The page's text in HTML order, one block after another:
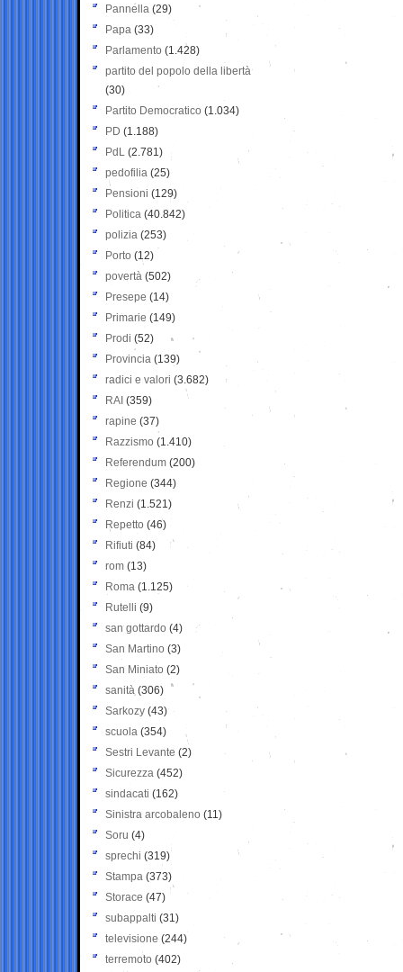
Pannella (29)
Papa (33)
Parlamento (1.428)
partito del popolo della libertà
(30)
Partito Democratico (1.034)
PD (1.188)
PdL (2.781)
pedofilia (25)
Pensioni (129)
Politica (40.842)
polizia (253)
Porto (12)
povertà (502)
Presepe (14)
Primarie (149)
Prodi (52)
Provincia (139)
radici e valori (3.682)
RAI (359)
rapine (37)
Razzismo (1.410)
Referendum (200)
Regione (344)
Renzi (1.521)
Repetto (46)
Rifiuti (84)
rom (13)
Roma (1.125)
Rutelli (9)
san gottardo (4)
San Martino (3)
San Miniato (2)
sanità (306)
Sarkozy (43)
scuola (354)
Sestri Levante (2)
Sicurezza (452)
sindacati (162)
Sinistra arcobaleno (11)
Soru (4)
sprechi (319)
Stampa (373)
Storace (47)
subappalti (31)
televisione(244)
terremoto (402)